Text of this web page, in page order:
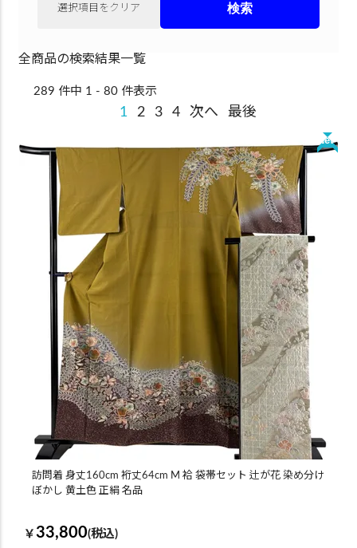
選択項目をクリア
全商品の検索結果一覧
289 件中 1 - 80 件表示
1 2 3 4 次へ 最後
New
訪問着 身丈160cm 裄丈64cm M 袷 袋帯セット 辻が花 染め分け
ぼかし 黄土色 正絹 名品
￥ 33,800(税込)